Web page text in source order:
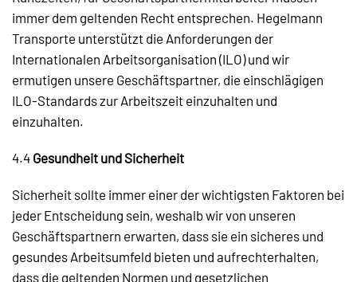
immer dem geltenden Recht entsprechen. Hegelmann
Transporte unterstützt die Anforderungen der
Internationalen Arbeitsorganisation (ILO) und wir
ermutigen unsere Geschäftspartner, die einschlägigen
ILO-Standards zur Arbeitszeit einzuhalten und
einzuhalten.
4.4 Gesundheit und Sicherheit
Sicherheit sollte immer einer der wichtigsten Faktoren bei
jeder Entscheidung sein, weshalb wir von unseren
Geschäftspartnern erwarten, dass sie ein sicheres und
gesundes Arbeitsumfeld bieten und aufrechterhalten,
dass die geltenden Normen und gesetzlichen